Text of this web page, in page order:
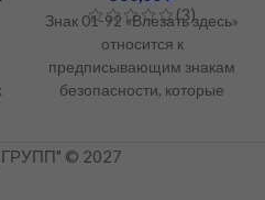
(3)
Знак 01-92 «Влезать здесь»
относится к
предписывающим знакам
безопасности, которые
зоне повышенной опасности
© 2027